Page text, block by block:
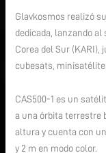
Glavkosmos realizó
dedicada, lanzando al
Corea del Sur
cubesats,
CAS500-1 es un
a una órbita terrestre
altura y cuenta con
y 2 m en modo color.
CAS500-
1